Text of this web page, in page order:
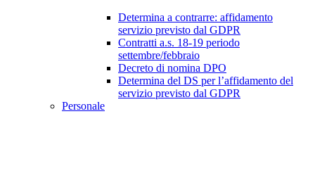
Determina a contrarre: affidamento
servizio previsto dal GDPR
Contratti a.s. 18-19 periodo
settembre/febbraio
Decreto di nomina DPO
Determina del DS per l’affidamento del
servizio previsto dal GDPR
Personale